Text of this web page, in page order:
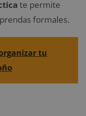
te permite
formales.
tu